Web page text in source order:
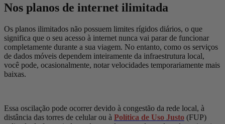
Nos planos de internet ilimitada
Os planos ilimitados não possuem limites rígidos diários, o que
significa que o seu acesso à internet nunca vai parar de funcionar
completamente durante a sua viagem. No entanto, como os serviços
de dados móveis dependem inteiramente da infraestrutura local,
você pode, ocasionalmente, notar velocidades temporariamente mais
baixas.
Essa oscilação pode ocorrer devido à congestão da rede local, à
distância das torres de celular ou à Política de Uso Justo (FUP)